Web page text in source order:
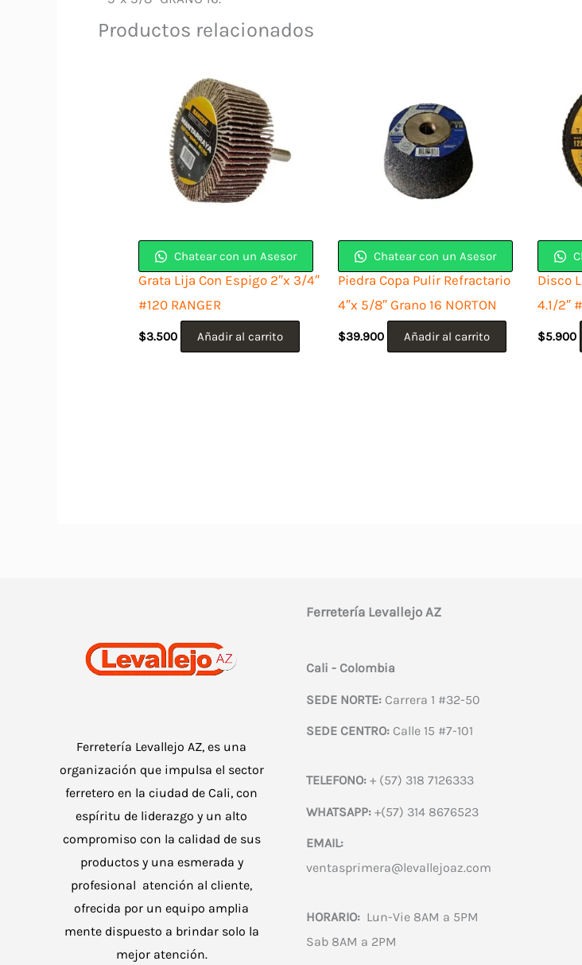
Productos relacionados
Chatear con un Asesor
Grata Lija Con Espigo 2″x 3/4″
#120 RANGER
$3.500 Añadir al carrito
Chatear con un Asesor
Piedra Copa Pulir Refractario
4″x 5/8″ Grano 16 NORTON
$39.900 Añadir al carrito
Disco
4.1/2″
$5.900
Ferretería Levallejo AZ, es una
organización que impulsa el sector
ferretero en la ciudad de Cali, con
espíritu de liderazgo y un alto
compromiso con la calidad de sus
productos y una esmerada y
profesional atención al cliente,
ofrecida por un equipo amplia
mente dispuesto a brindar solo la
mejor atención.
Ferretería Levallejo AZ
Cali - Colombia
SEDE NORTE:Carrera 1 #32-50
SEDE CENTRO:Calle 15 #7-101
TELEFONO:+ (57) 318 7126333
WHATSAPP:+(57) 314 8676523
EMAIL:
ventasprimera@levallejoaz.com
HORARIO:Lun-Vie 8AM a 5PM
Sab 8AM a 2PM